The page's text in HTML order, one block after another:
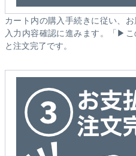
カート内の購入手続きに従い、
入力内容確認に進みます。「▶
と注文完了です。